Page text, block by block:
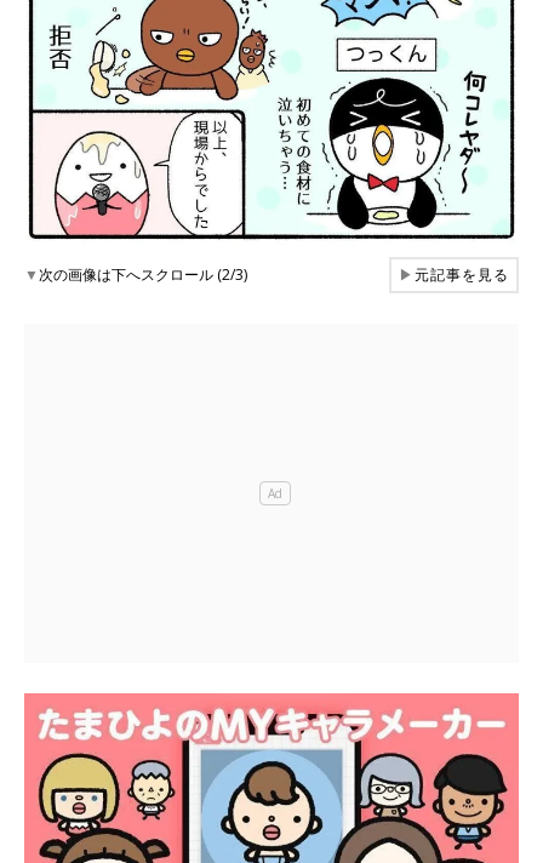
▼次の画像は下へスクロール (2/3) ▶元記事を見る